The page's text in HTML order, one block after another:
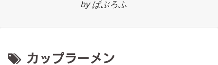
by ぱぶろふ
カップラーメン